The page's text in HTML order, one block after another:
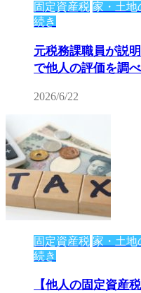
固定資産税 家・土地
続き
元税務課職員が説
で他人の評価を調
2026/6/22
固定資産税 家・土地
続き
【他人の固定資産